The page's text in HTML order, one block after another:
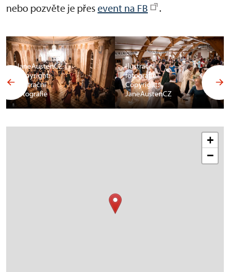
nebo pozvěte je přes event na FB .
JaneAustenCZ
Copyright:
Ilustrační
fotografie
Ilustrační
fotografie
Copyright:
JaneAustenCZ
+
−